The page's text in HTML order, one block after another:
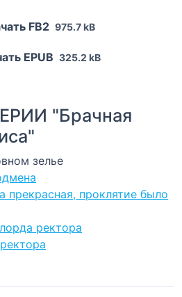
FB2 975.7 kB
EPUB 325.2 kB
"Брачная
зелье
прекрасная, проклятие было
ректора